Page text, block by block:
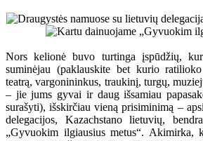
Nors kelionė buvo turtinga įspūdžių,
suminėjau (paklauskite bet kurio
teatrą, vargonininkus, traukinį, turgų,
– jie jums gyvai ir daug išsamiau
surašyti), išskirčiau vieną prisiminimą –
delegacijos, Kazachstano lietuvių,
„Gyvuokim ilgiausius metus“. Akimirka,